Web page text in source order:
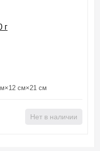
г
см×21 см
Нет в наличии